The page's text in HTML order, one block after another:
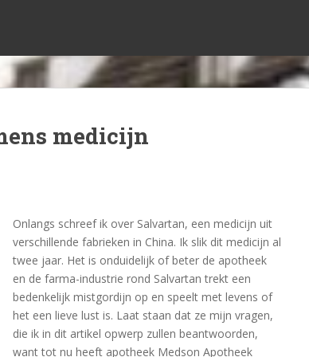
medicijn
Onlangs schreef ik over Salvartan, een medicijn uit
verschillende fabrieken in China. Ik slik dit medicijn al
twee jaar. Het is onduidelijk of beter de apotheek
en de farma-industrie rond Salvartan trekt een
bedenkelijk mistgordijn op en speelt met levens of
het een lieve lust is. Laat staan dat ze mijn vragen,
die ik in dit artikel opwerp zullen beantwoorden,
want tot nu heeft apotheek Medson Apotheek